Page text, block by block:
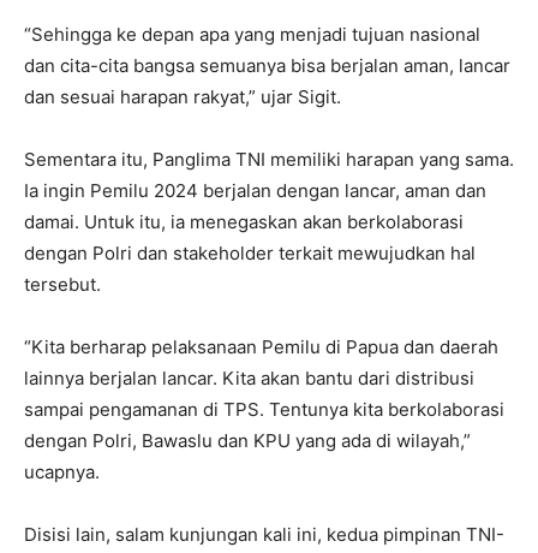
“Sehingga ke depan apa yang menjadi tujuan nasional
dan cita-cita bangsa semuanya bisa berjalan aman, lancar
dan sesuai harapan rakyat,” ujar Sigit.
Sementara itu, Panglima TNI memiliki harapan yang sama.
Ia ingin Pemilu 2024 berjalan dengan lancar, aman dan
damai. Untuk itu, ia menegaskan akan berkolaborasi
dengan Polri dan stakeholder terkait mewujudkan hal
tersebut.
“Kita berharap pelaksanaan Pemilu di Papua dan daerah
lainnya berjalan lancar. Kita akan bantu dari distribusi
sampai pengamanan di TPS. Tentunya kita berkolaborasi
dengan Polri, Bawaslu dan KPU yang ada di wilayah,”
ucapnya.
Disisi lain, salam kunjungan kali ini, kedua pimpinan TNI-